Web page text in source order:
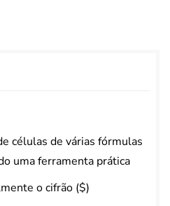
células de várias fórmulas
uma ferramenta prática
o cifrão ($)